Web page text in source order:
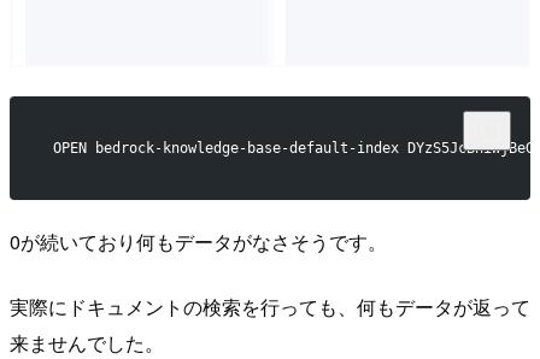
OPEN bedrock-knowledge-base-default-index
0が続いており何もデータがなさそうです。
実際にドキュメントの検索を行っても、何もデータが返って
来ませんでした。